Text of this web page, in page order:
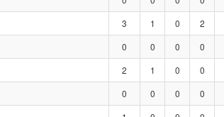
3 1 0 2
0 0 0 0
2 1 0 0
0 0 0 0